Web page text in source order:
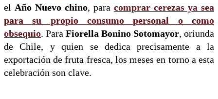
el Año Nuevo chino, para comprar cerezas ya sea
para su propio consumo personal o como
obsequio. Para Fiorella Bonino Sotomayor, oriunda
de Chile, y quien se dedica precisamente a la
exportación de fruta fresca, los meses en torno a esta
celebración son clave.